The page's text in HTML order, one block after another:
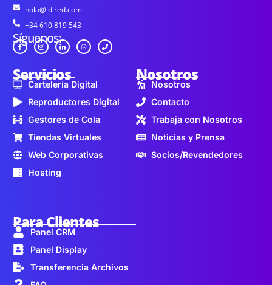
hola@idired.com
+34 610 819 543
Síguenos:
Servicios
Cartelería Digital
Reproductores Digital
Gestores de Cola
Tiendas Virtuales
Web Corporativas
Hosting
Nosotros
Nosotros
Contacto
Trabaja con Nosotros
Noticias y Prensa
Socios/Revendedores
Para Clientes
Panel CRM
Panel Display
Transferencia Archivos